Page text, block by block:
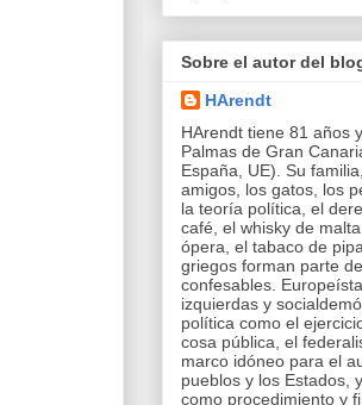
Sobre el autor del
HArendt
HArendt tiene 81 años
Palmas de Gran
España, UE). Su
amigos, los gatos, los
la teoría política, el
café, el whisky de
ópera, el tabaco de
griegos forman parte
confesables.
izquierdas y
política como el
cosa pública, el
marco idóneo para el
pueblos y los Estados,
como procedimiento y